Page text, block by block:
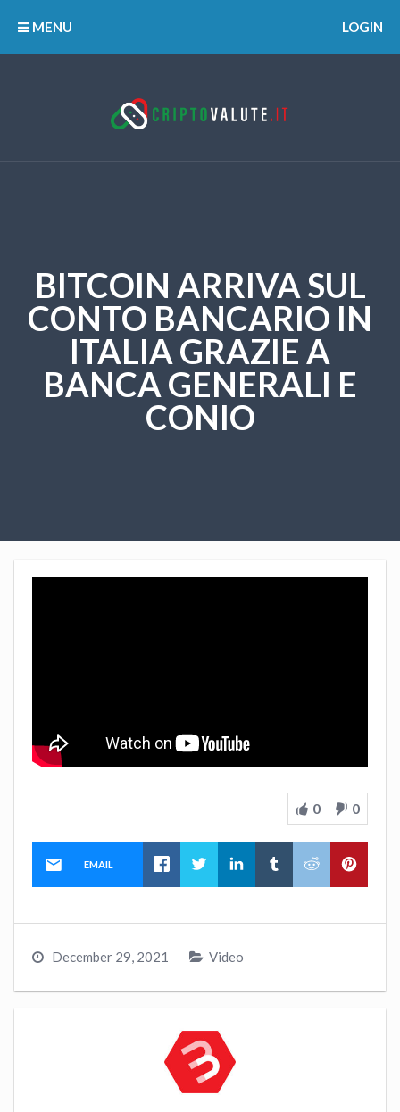
MENU LOGIN
BITCOIN ARRIVA SUL
CONTO BANCARIO IN
ITALIA GRAZIE A
BANCA GENERALI E
CONIO
0 0
EMAIL
December 29, 2021 Video